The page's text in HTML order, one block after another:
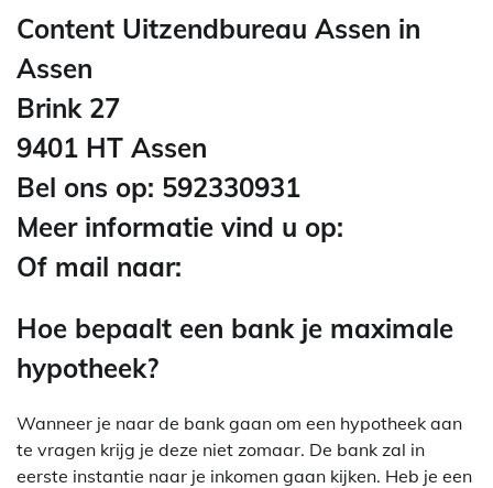
Content Uitzendbureau Assen in
Assen
Brink 27
9401 HT Assen
Bel ons op: 592330931
Meer informatie vind u op:
Of mail naar:
Hoe bepaalt een bank je maximale
hypotheek?
Wanneer je naar de bank gaan om een hypotheek aan
te vragen krijg je deze niet zomaar. De bank zal in
eerste instantie naar je inkomen gaan kijken. Heb je een